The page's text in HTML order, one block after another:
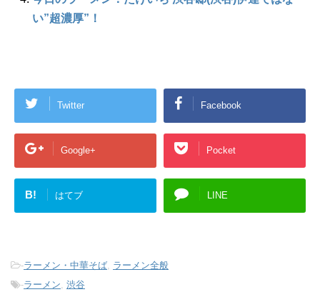
い”超濃厚”！
Twitter Facebook
Google+ Pocket
B! はてブ LINE
-ラーメン・中華そば ラーメン全般
-ラーメン 渋谷